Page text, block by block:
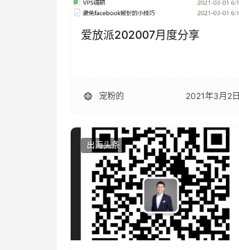
爱放派202007月度分享
宠粉的 2021年3月2日
出海头条